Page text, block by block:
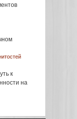
к
на